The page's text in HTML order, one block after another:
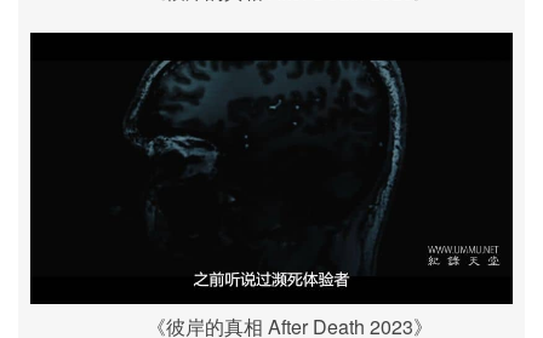
《彼岸的真相 After Death 2023》